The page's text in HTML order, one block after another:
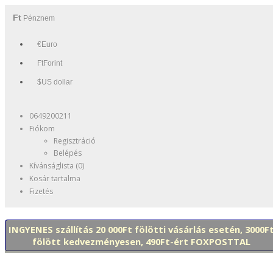
Ft Pénznem
€Euro
FtForint
$US dollar
0649200211
Fiókom
Regisztráció
Belépés
Kívánságlista (0)
Kosár tartalma
Fizetés
INGYENES szállítás 20 000Ft fölötti vásárlás esetén,
fölött kedvezményesen, 490Ft-ért FOXPOSTTAL